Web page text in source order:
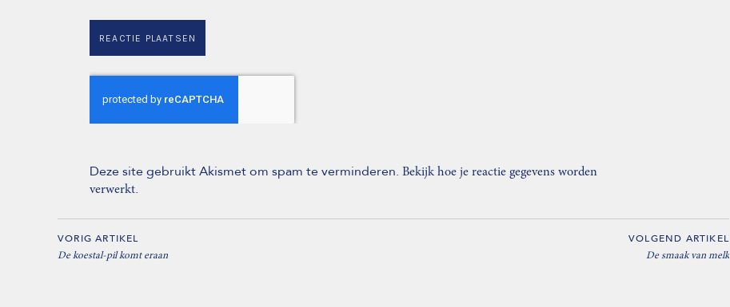
Deze site gebruikt Akismet om spam te verminderen. Bekijk hoe je reactie gegevens worden
verwerkt.
VORIG ARTIKEL
De koestal-pil komt eraan
VOLGEND ARTIKEL
De smaak van melk